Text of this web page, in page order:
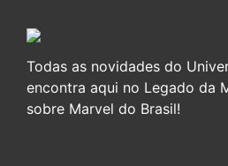
Todas as novidades do
encontra aqui no Legado da
sobre Marvel do Brasil!